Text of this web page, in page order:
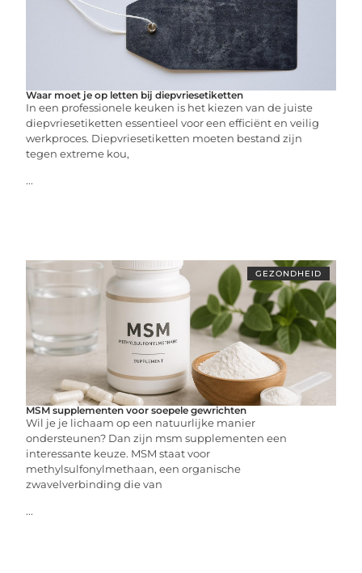
Waar moet je op letten bij diepvriesetiketten
In een professionele keuken is het kiezen van de juiste
diepvriesetiketten essentieel voor een efficiënt en veilig
werkproces. Diepvriesetiketten moeten bestand zijn
tegen extreme kou,
...
GEZONDHEID
MSM supplementen voor soepele gewrichten
Wil je je lichaam op een natuurlijke manier
ondersteunen? Dan zijn msm supplementen een
interessante keuze. MSM staat voor
methylsulfonylmethaan, een organische
zwavelverbinding die van
...